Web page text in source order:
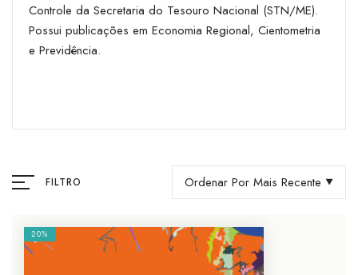
Controle da Secretaria do Tesouro Nacional (STN/ME).
Possui publicações em Economia Regional, Cientometria
e Previdência.
FILTRO Ordenar Por Mais Recente
20%